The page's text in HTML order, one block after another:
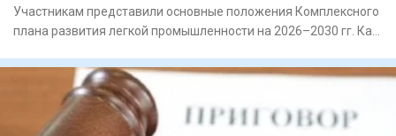
Участникам представили основные положения Комплексного
плана развития легкой промышленности на 2026–2030 гг. Как